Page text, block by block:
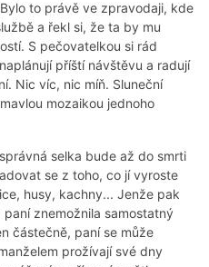
to právě ve zpravodaji, kde
a řekl si, že ta by mu
S pečovatelkou si rád
příští návštěvu a radují
Nic víc, nic míň. Sluneční
mozaikou jednoho
selka bude až do smrti
se z toho, co jí vyroste
husy, kachny... Jenže pak
znemožnila samostatný
částečně, paní se může
prožívají své dny